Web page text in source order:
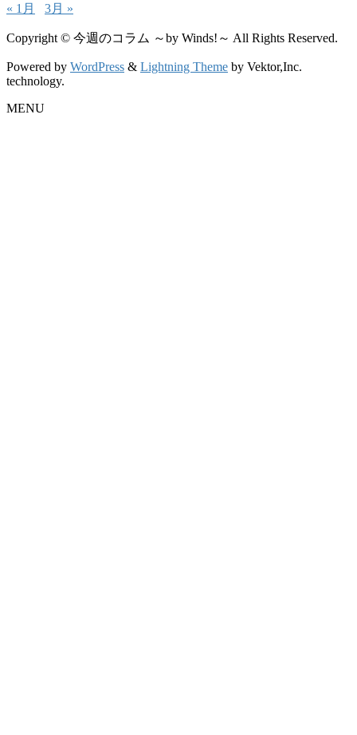
« 1月
3月 »
Copyright © 今週のコラム ～by Winds!～ All Rights Reserved.
Powered by WordPress & Lightning Theme by Vektor,Inc.
technology.
MENU